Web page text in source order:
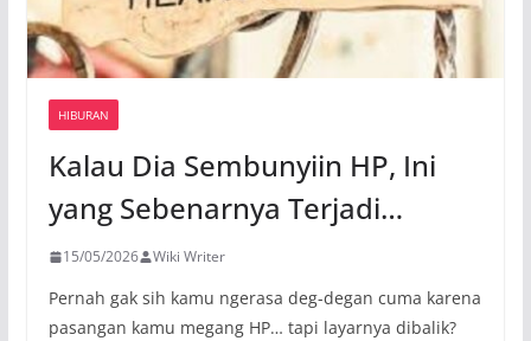
HIBURAN
Kalau Dia Sembunyiin HP, Ini
yang Sebenarnya Terjadi…
15/05/2026 Wiki Writer
Pernah gak sih kamu ngerasa deg-degan cuma karena
pasangan kamu megang HP… tapi layarnya dibalik?